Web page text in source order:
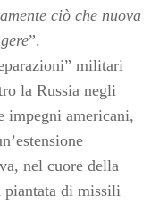
ciò che nuova
”.
militari
la Russia negli
impegni americani,
nel cuore della
piantata di missili